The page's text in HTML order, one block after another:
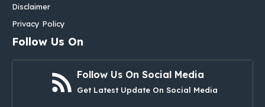
Disclaimer
Privacy Policy
Follow Us On
Follow Us On Social Media
Get Latest Update On Social Media